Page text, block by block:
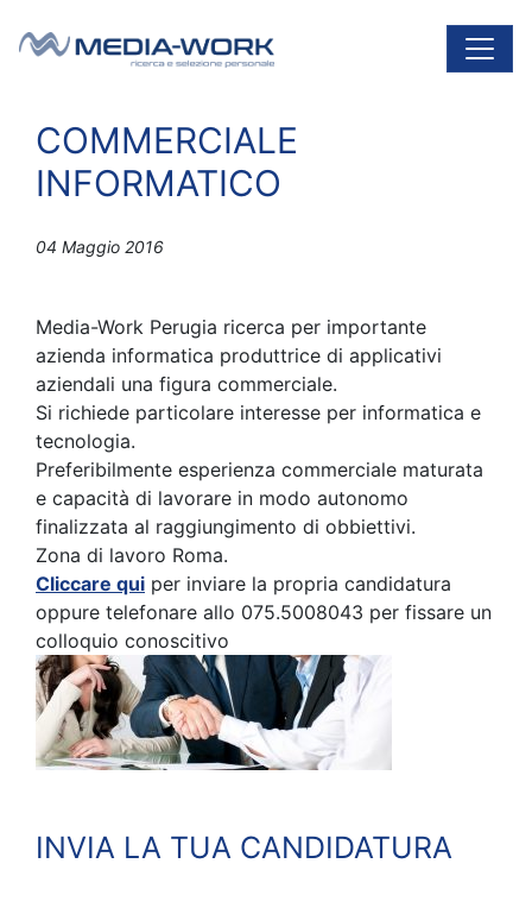
Navigazione principale
COMMERCIALE
INFORMATICO
04 Maggio 2016
Media-Work Perugia ricerca per importante
azienda informatica produttrice di applicativi
aziendali una figura commerciale.
Si richiede particolare interesse per informatica e
tecnologia.
Preferibilmente esperienza commerciale maturata
e capacità di lavorare in modo autonomo
finalizzata al raggiungimento di obbiettivi.
Zona di lavoro Roma.
Cliccare qui per inviare la propria candidatura
oppure telefonare allo 075.5008043 per fissare un
colloquio conoscitivo
INVIA LA TUA CANDIDATURA